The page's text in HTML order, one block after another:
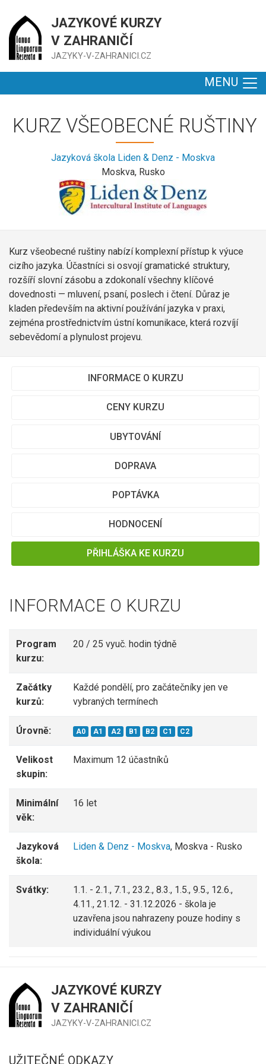
JAZYKOVÉ KURZY
V ZAHRANIČÍ
JAZYKY-V-ZAHRANICI.CZ
MENU
KURZ VŠEOBECNÉ RUŠTINY
Jazyková škola Liden & Denz - Moskva
Moskva, Rusko
Kurz všeobecné ruštiny nabízí komplexní přístup k výuce
cizího jazyka. Účastníci si osvojí gramatické struktury,
rozšíří slovní zásobu a zdokonalí všechny klíčové
dovednosti — mluvení, psaní, poslech i čtení. Důraz je
kladen především na aktivní používání jazyka v praxi,
zejména prostřednictvím ústní komunikace, která rozvíjí
sebevědomí a plynulost projevu.
INFORMACE O KURZU
CENY KURZU
UBYTOVÁNÍ
DOPRAVA
POPTÁVKA
HODNOCENÍ
PŘIHLÁŠKA KE KURZU
INFORMACE O KURZU
Program
kurzu:
20 / 25 vyuč. hodin týdně
Začátky
kurzů:
Každé pondělí, pro začátečníky jen ve
vybraných termínech
Úrovně: A0 A1 A2 B1 B2 C1 C2
Velikost
skupin:
Maximum 12 účastníků
Minimální
věk:
16 let
Jazyková
škola:
Liden & Denz - Moskva, Moskva - Rusko
Svátky:
1.1. - 2.1., 7.1., 23.2., 8.3., 1.5., 9.5., 12.6.,
4.11., 21.12. - 31.12.2026 - škola je
uzavřena jsou nahrazeny pouze hodiny s
individuální výukou
JAZYKOVÉ KURZY
V ZAHRANIČÍ
JAZYKY-V-ZAHRANICI.CZ
UŽITEČNÉ ODKAZY